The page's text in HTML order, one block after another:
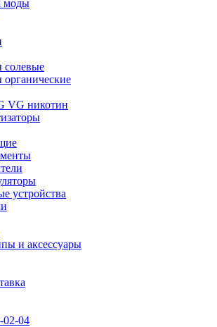
моды
солевые
VG никотин
устройства
и аксессуары
02-04